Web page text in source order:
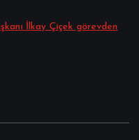
İlkay Çiçek görevden